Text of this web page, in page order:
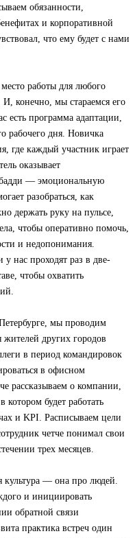
обязанности,
и корпоративной
что ему будет с нами
работы для любого
конечно, мы стараемся его
есть программа адаптации,
рабочего дня. Новичка
где каждый участник играет
оказывает
— эмоциональную
разобраться, как
держать руку на пульсе,
чтобы оперативно помочь,
и недопонимания.
нас проходят раз в две-
чтобы охватить
мы проводим
других городов
в период командировок
в офисном
рассказываем о компании,
котором будет работать
и KPI. Расписываем цели
четче понимал свои
трех месяцев.
культура — она про людей.
и инициировать
обратной связи
практика встреч один